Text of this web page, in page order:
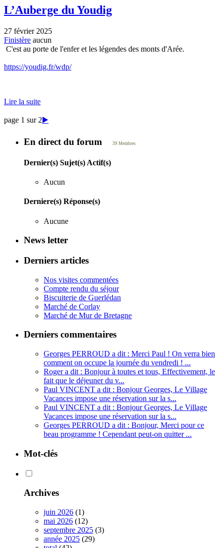
L’Auberge du Youdig
27 février 2025
Finistère aucun
C'est au porte de l'enfer et les légendes des monts d'Arée.
https://youdig.fr/wdp/
Lire la suite
page 1 sur 2▶️
En direct du forum 39 Membres
Dernier(s) Sujet(s) Actif(s)
Aucun
Derniere(s) Réponse(s)
Aucune
News letter
Derniers articles
Nos visites commentées
Compte rendu du séjour
Biscuiterie de Guerlédan
Marché de Corlay
Marché de Mur de Bretagne
Derniers commentaires
Georges PERROUD a dit : Merci Paul ! On verra bien
comment on occupe la journée du vendredi ! ...
Roger a dit : Bonjour à toutes et tous, Effectivement, le
fait que le déjeuner du v...
Paul VINCENT a dit : Bonjour Georges, Le Village
Vacances impose une réservation sur la s...
Paul VINCENT a dit : Bonjour Georges, Le Village
Vacances impose une réservation sur la s...
Georges PERROUD a dit : Bonjour, Merci pour ce
beau programme ! Cependant peut-on quitter ...
Mot-clés
Archives
juin 2026 (1)
mai 2026 (12)
septembre 2025 (3)
année 2025 (29)